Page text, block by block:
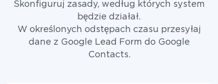
Skonfiguruj zasady, według których system
będzie działał.
W określonych odstępach czasu przesyłaj
dane z Google Lead Form do Google
Contacts.